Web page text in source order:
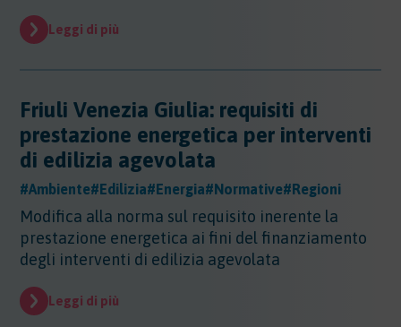
Altri Settori - Giurisprudenza
Altri Settori - Urbanistica
Ambiente - Acque
Ambiente - Inquinamento Luminoso
Ambiente - IPPC/AIA
Ambiente - VIA/VINCA/VAS
Ambiente - Rifiuti/SISTRI/RAEE
Ambiente - Inquinamento Elettromagnetico
Ambiente - Inquinamento Acustico
Ambiente - Autorizzazione Unica Ambientale
AUA
Ambiente - Rifiuti/RENTRI
Approfondimenti
Certificazioni
Certificazioni - EMAS
Certificazioni - Ecolabel/LCA
Certificazioni - Qualità
Certificazioni - Sicurezza
Certificazioni - CSR
Contributi
Contributi
Documenti
Documenti
Edilizia
Edilizia
Energia
Leggi di più
Friuli Venezia Giulia: requisiti di
prestazione energetica per interventi
di edilizia agevolata
#Ambiente#Edilizia#Energia#Normative#Regioni
Modifica alla norma sul requisito inerente la
prestazione energetica ai fini del finanziamento
degli interventi di edilizia agevolata
Leggi di più